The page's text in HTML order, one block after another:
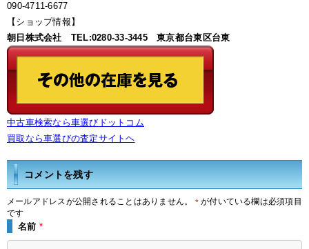
090-4711-6677
【ショップ情報】
朝日株式会社 TEL:0280-33-3445 東京都台東区台東
中古車検索なら車選びドットコム
買取なら車選びの査定サイトヘ
コメントを残す
メールアドレスが公開されることはありません。 *が付いている欄は必須項目
です
名前 *